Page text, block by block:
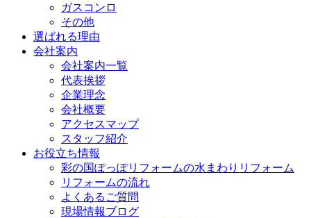
ガスコンロ
その他
選ばれる理由
会社案内
会社案内一覧
代表挨拶
企業理念
会社概要
アクセスマップ
スタッフ紹介
お役立ち情報
彩の国ぽっぽリフォームの水まわりリフォーム
リフォームの流れ
よくあるご質問
現場情報ブログ